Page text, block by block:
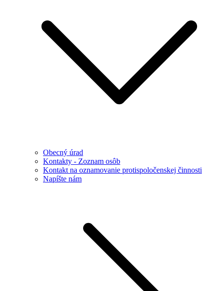
Obecný úrad
Kontakty - Zoznam osôb
Kontakt na oznamovanie protispoločenskej činnosti
Napíšte nám